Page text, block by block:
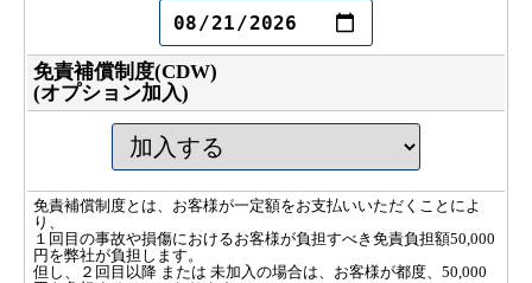
免責補償制度(CDW)
(オプション加入)
免責補償制度とは、お客様が一定額をお支払いいただくことによ
り、
１回目の事故や損傷におけるお客様が負担すべき免責負担額50,000
円を弊社が負担します。
但し、２回目以降 または 未加入の場合は、お客様が都度、50,000